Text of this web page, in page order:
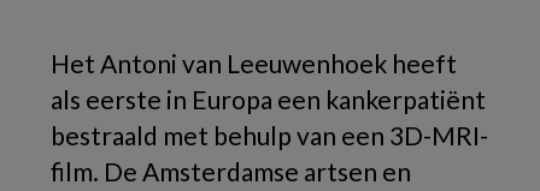
Het Antoni van Leeuwenhoek heeft
als eerste in Europa een kankerpatiënt
bestraald met behulp van een 3D-MRI-
film. De Amsterdamse artsen en